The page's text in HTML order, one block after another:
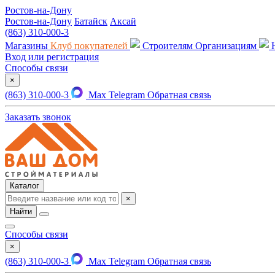
Ростов-на-Дону
Ростов-на-Дону Батайск Аксай
(863) 310-000-3
Магазины Клуб покупателей Строителям Организациям
Вход или регистрация
Способы связи
×
(863) 310-000-3 Max Telegram Обратная связь
Заказать звонок
Каталог
×
Найти
Способы связи
×
(863) 310-000-3 Max Telegram Обратная связь